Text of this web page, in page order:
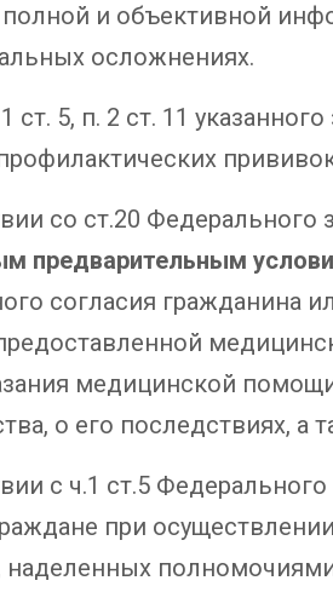
полной и объективной
осложнениях.
ст. 5, п. 2 ст. 11
со ст.20
предварительным
согласия гражданина
медицинской
о его последствиях, а
с ч.1 ст.5
при
наделенных